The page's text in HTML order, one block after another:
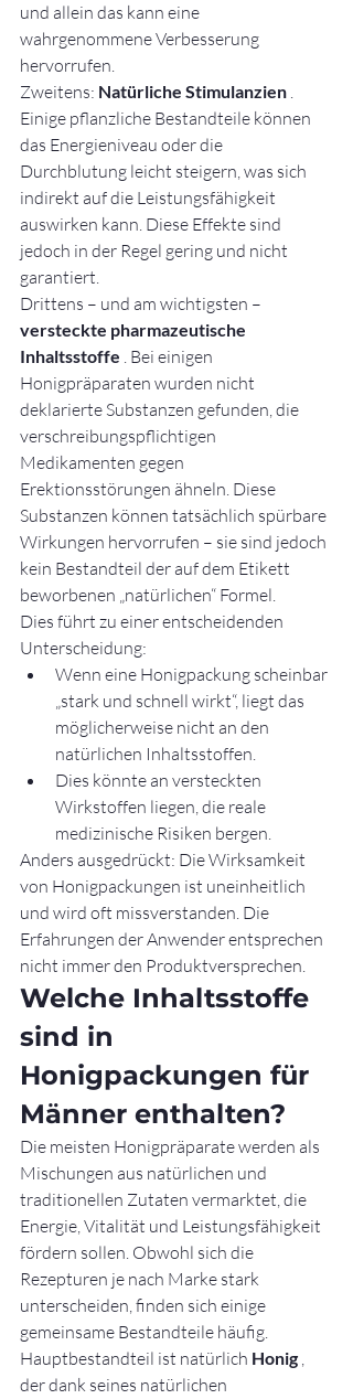
und allein das kann eine
wahrgenommene Verbesserung
hervorrufen.
Zweitens: Natürliche Stimulanzien .
Einige pflanzliche Bestandteile können
das Energieniveau oder die
Durchblutung leicht steigern, was sich
indirekt auf die Leistungsfähigkeit
auswirken kann. Diese Effekte sind
jedoch in der Regel gering und nicht
garantiert.
Drittens – und am wichtigsten –
versteckte pharmazeutische
Inhaltsstoffe . Bei einigen
Honigpräparaten wurden nicht
deklarierte Substanzen gefunden, die
verschreibungspflichtigen
Medikamenten gegen
Erektionsstörungen ähneln. Diese
Substanzen können tatsächlich spürbare
Wirkungen hervorrufen – sie sind jedoch
kein Bestandteil der auf dem Etikett
beworbenen „natürlichen“ Formel.
Dies führt zu einer entscheidenden
Unterscheidung:
Wenn eine Honigpackung scheinbar
„stark und schnell wirkt“, liegt das
möglicherweise nicht an den
natürlichen Inhaltsstoffen.
Dies könnte an versteckten
Wirkstoffen liegen, die reale
medizinische Risiken bergen.
Anders ausgedrückt: Die Wirksamkeit
von Honigpackungen ist uneinheitlich
und wird oft missverstanden. Die
Erfahrungen der Anwender entsprechen
nicht immer den Produktversprechen.
Welche Inhaltsstoffe
sind in
Honigpackungen für
Männer enthalten?
Die meisten Honigpräparate werden als
Mischungen aus natürlichen und
traditionellen Zutaten vermarktet, die
Energie, Vitalität und Leistungsfähigkeit
fördern sollen. Obwohl sich die
Rezepturen je nach Marke stark
unterscheiden, finden sich einige
gemeinsame Bestandteile häufig.
Hauptbestandteil ist natürlich Honig ,
der dank seines natürlichen